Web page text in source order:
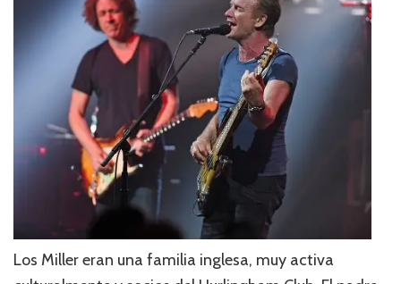
Los Miller eran una familia inglesa, muy activa